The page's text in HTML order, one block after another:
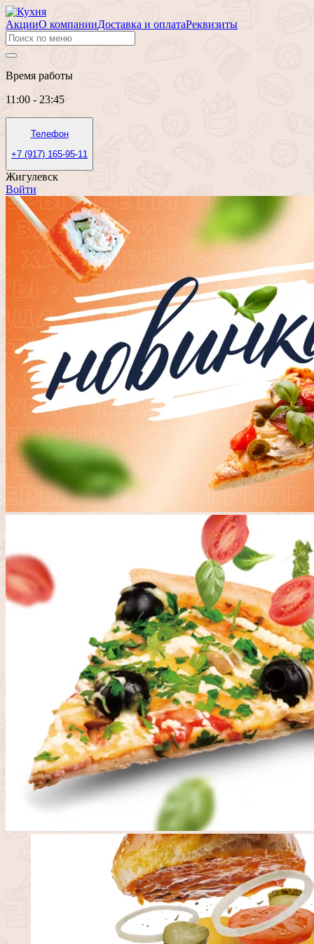
АкцииО компанииДоставка и оплатаРеквизиты
Время работы
11:00 - 23:45
Телефон
+7 (917) 165-95-11
Жигулевск
Войти